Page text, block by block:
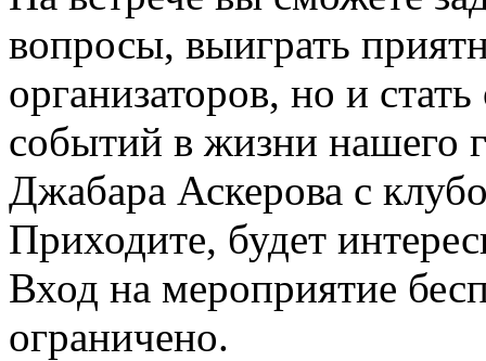
вопросы, выиграть
организаторов, но и
событий в жизни нашего
Джабара Аскерова с
Приходите, будет
Вход на мероприятие
ограничено.